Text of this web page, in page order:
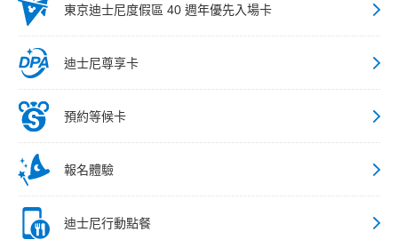
東京迪士尼度假區 40 週年優先入場卡
迪士尼尊享卡
預約等候卡
報名體驗
迪士尼行動點餐